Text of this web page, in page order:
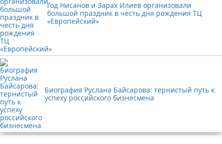
Год Нисанов и Зарах Илиев организовали
большой праздник в честь дня рождения ТЦ
«Европейский»
Биография Руслана Байсарова: тернистый путь к
успеху российского бизнесмена